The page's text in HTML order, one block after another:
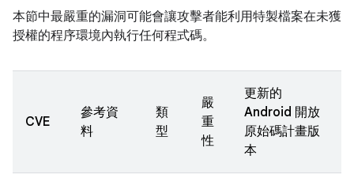
本節中最嚴重的漏洞可能會讓攻擊者能利用特製檔案在未獲
授權的程序環境內執行任何程式碼。
CVE
參考資
料
類
型
嚴
重
性
更新的
Android 開放
原始碼計畫版
本